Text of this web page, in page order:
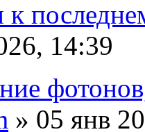
14:39
» 05 янв